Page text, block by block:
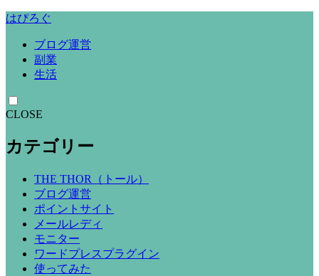
はぴろぐ
ブログ運営
副業
生活
CLOSE
カテゴリー
THE THOR（トール）
ブログ運営
ポイントサイト
メールレディ
モニター
ワードプレスプラグイン
使ってみた